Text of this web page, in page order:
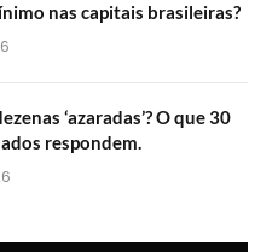
nas capitais brasileiras?
‘azaradas’? O que 30
respondem.